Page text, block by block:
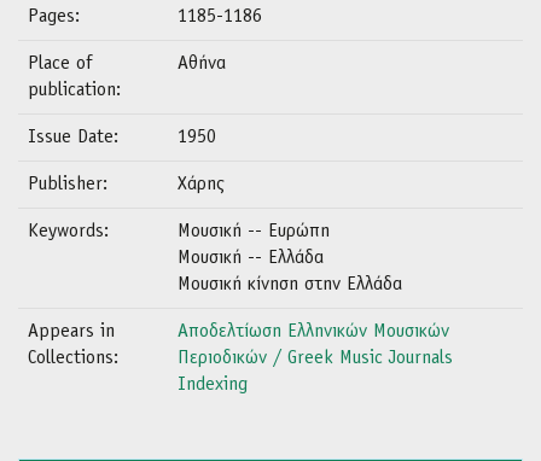
Pages: 1185-1186
Place of
publication:
Αθήνα
Issue Date: 1950
Publisher: Χάρης
Keywords:
Μουσική -- Ευρώπη
Μουσική -- Ελλάδα
Μουσική κίνηση στην Ελλάδα
Appears in
Collections:
Αποδελτίωση Ελληνικών Μουσικών
Περιοδικών / Greek Music Journals
Indexing